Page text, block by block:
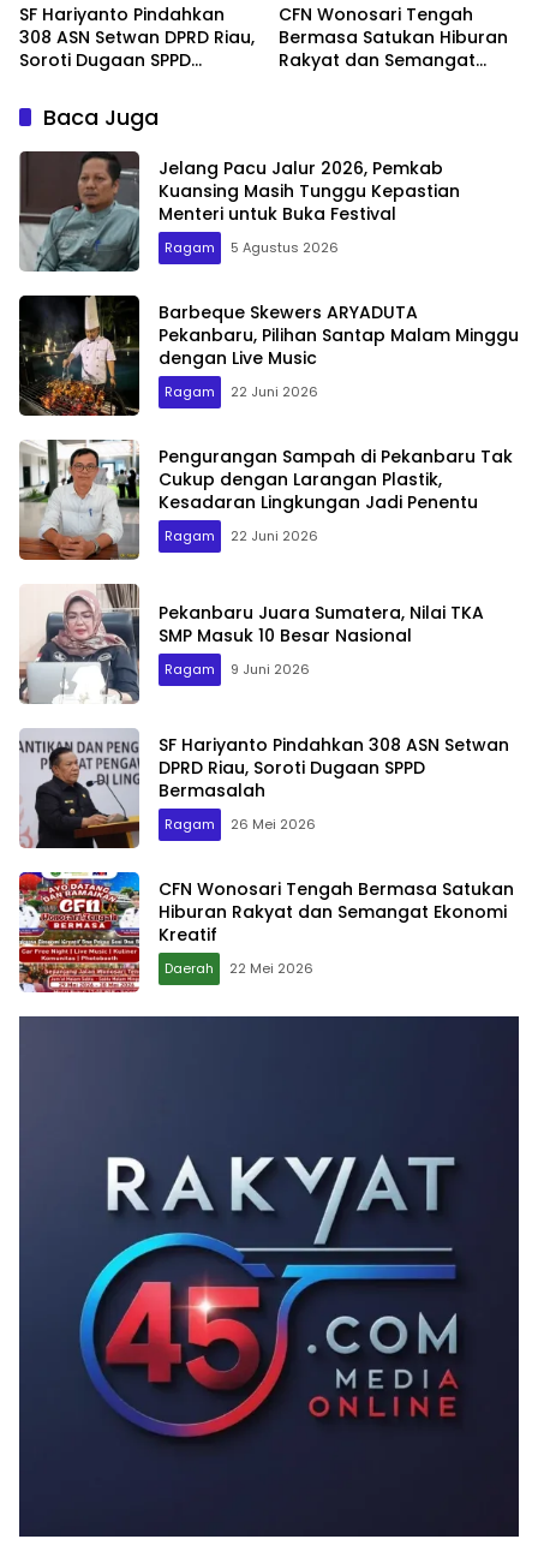
SF Hariyanto Pindahkan
308 ASN Setwan DPRD Riau,
Soroti Dugaan SPPD
CFN Wonosari Tengah
Bermasa Satukan Hiburan
Rakyat dan Semangat
Baca Juga
Jelang Pacu Jalur 2026, Pemkab
Kuansing Masih Tunggu Kepastian
Menteri untuk Buka Festival
Ragam 5 Agustus 2026
Barbeque Skewers ARYADUTA
Pekanbaru, Pilihan Santap Malam Minggu
dengan Live Music
Ragam 22 Juni 2026
Pengurangan Sampah di Pekanbaru Tak
Cukup dengan Larangan Plastik,
Kesadaran Lingkungan Jadi Penentu
Ragam 22 Juni 2026
Pekanbaru Juara Sumatera, Nilai TKA
SMP Masuk 10 Besar Nasional
Ragam 9 Juni 2026
SF Hariyanto Pindahkan 308 ASN Setwan
DPRD Riau, Soroti Dugaan SPPD
Bermasalah
Ragam 26 Mei 2026
CFN Wonosari Tengah Bermasa Satukan
Hiburan Rakyat dan Semangat Ekonomi
Kreatif
Daerah 22 Mei 2026